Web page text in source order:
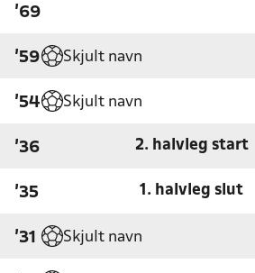
'69
'59 Skjult navn
'54 Skjult navn
'36 2. halvleg start
'35 1. halvleg slut
'31 Skjult navn